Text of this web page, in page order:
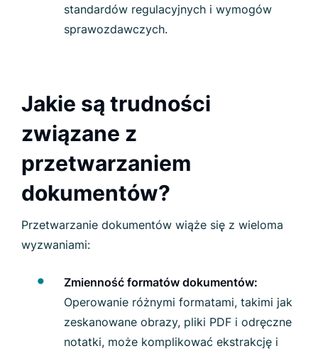
standardów regulacyjnych i wymogów
sprawozdawczych.
Jakie są trudności
związane z
przetwarzaniem
dokumentów?
Przetwarzanie dokumentów wiąże się z wieloma
wyzwaniami:
Zmienność formatów dokumentów:
Operowanie różnymi formatami, takimi jak
zeskanowane obrazy, pliki PDF i odręczne
notatki, może komplikować ekstrakcję i